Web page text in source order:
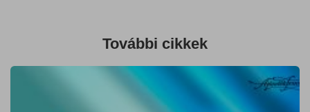
További cikkek